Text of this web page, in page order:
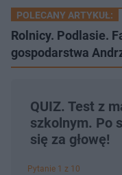
POLECANY ARTYKUŁ:
Rolnicy. Podlasie.
gospodarstwa
QUIZ. Test z
szkolnym. Po
się za głowę!
Pytanie 1 z 10